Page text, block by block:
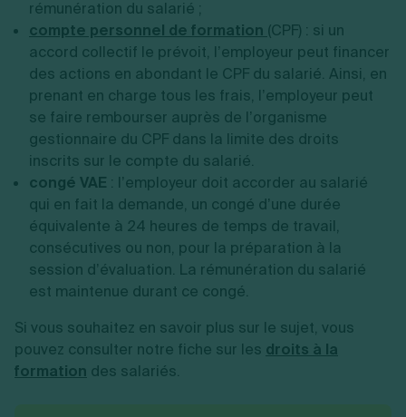
rémunération du salarié ;
compte personnel de formation (CPF) : si un
accord collectif le prévoit, l’employeur peut financer
des actions en abondant le CPF du salarié. Ainsi, en
prenant en charge tous les frais, l’employeur peut
se faire rembourser auprès de l’organisme
gestionnaire du CPF dans la limite des droits
inscrits sur le compte du salarié.
congé VAE : l’employeur doit accorder au salarié
qui en fait la demande, un congé d’une durée
équivalente à 24 heures de temps de travail,
consécutives ou non, pour la préparation à la
session d’évaluation. La rémunération du salarié
est maintenue durant ce congé.
Si vous souhaitez en savoir plus sur le sujet, vous
pouvez consulter notre fiche sur les droits à la
formation des salariés.